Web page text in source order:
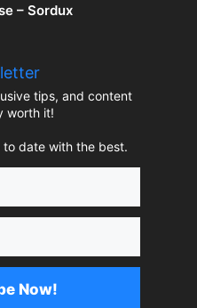
– Sordux
tips, and content
worth it!
date with the best.
Now!